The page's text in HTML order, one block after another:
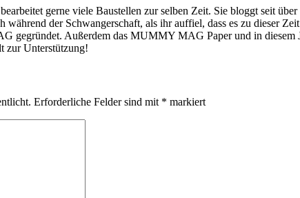
gerne viele Baustellen zur selben Zeit. Sie bloggt seit
der Schwangerschaft, als ihr auffiel, dass es zu dieser
gegründet. Außerdem das MUMMY MAG Paper und in diesem
zur Unterstützung!
Erforderliche Felder sind mit * markiert